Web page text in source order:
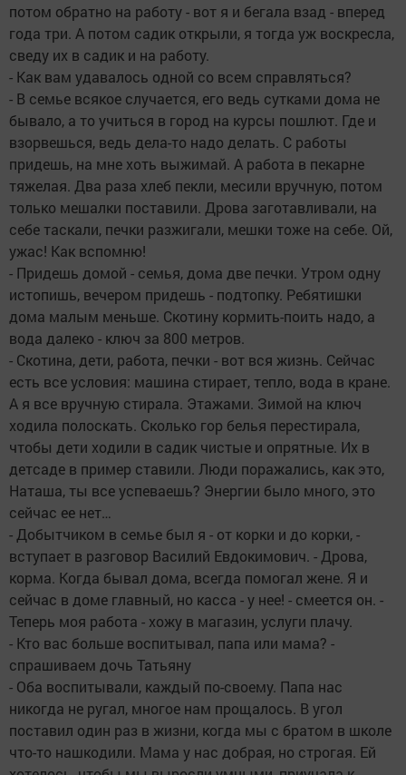
потом обратно на работу - вот я и бегала взад - вперед
года три. А потом садик открыли, я тогда уж воскресла,
сведу их в садик и на работу.
- Как вам удавалось одной со всем справляться?
- В семье всякое случается, его ведь сутками дома не
бывало, а то учиться в город на курсы пошлют. Где и
взорвешься, ведь дела-то надо делать. С работы
придешь, на мне хоть выжимай. А работа в пекарне
тяжелая. Два раза хлеб пекли, месили вручную, потом
только мешалки поставили. Дрова заготавливали, на
себе таскали, печки разжигали, мешки тоже на себе. Ой,
ужас! Как вспомню!
- Придешь домой - семья, дома две печки. Утром одну
истопишь, вечером придешь - подтопку. Ребятишки
дома малым меньше. Скотину кормить-поить надо, а
вода далеко - ключ за 800 метров.
- Скотина, дети, работа, печки - вот вся жизнь. Сейчас
есть все условия: машина стирает, тепло, вода в кране.
А я все вручную стирала. Этажами. Зимой на ключ
ходила полоскать. Сколько гор белья перестирала,
чтобы дети ходили в садик чистые и опрятные. Их в
детсаде в пример ставили. Люди поражались, как это,
Наташа, ты все успеваешь? Энергии было много, это
сейчас ее нет…
- Добытчиком в семье был я - от корки и до корки, -
вступает в разговор Василий Евдокимович. - Дрова,
корма. Когда бывал дома, всегда помогал жене. Я и
сейчас в доме главный, но касса - у нее! - смеется он. -
Теперь моя работа - хожу в магазин, услуги плачу.
- Кто вас больше воспитывал, папа или мама? -
спрашиваем дочь Татьяну
- Оба воспитывали, каждый по-своему. Папа нас
никогда не ругал, многое нам прощалось. В угол
поставил один раз в жизни, когда мы с братом в школе
что-то нашкодили. Мама у нас добрая, но строгая. Ей